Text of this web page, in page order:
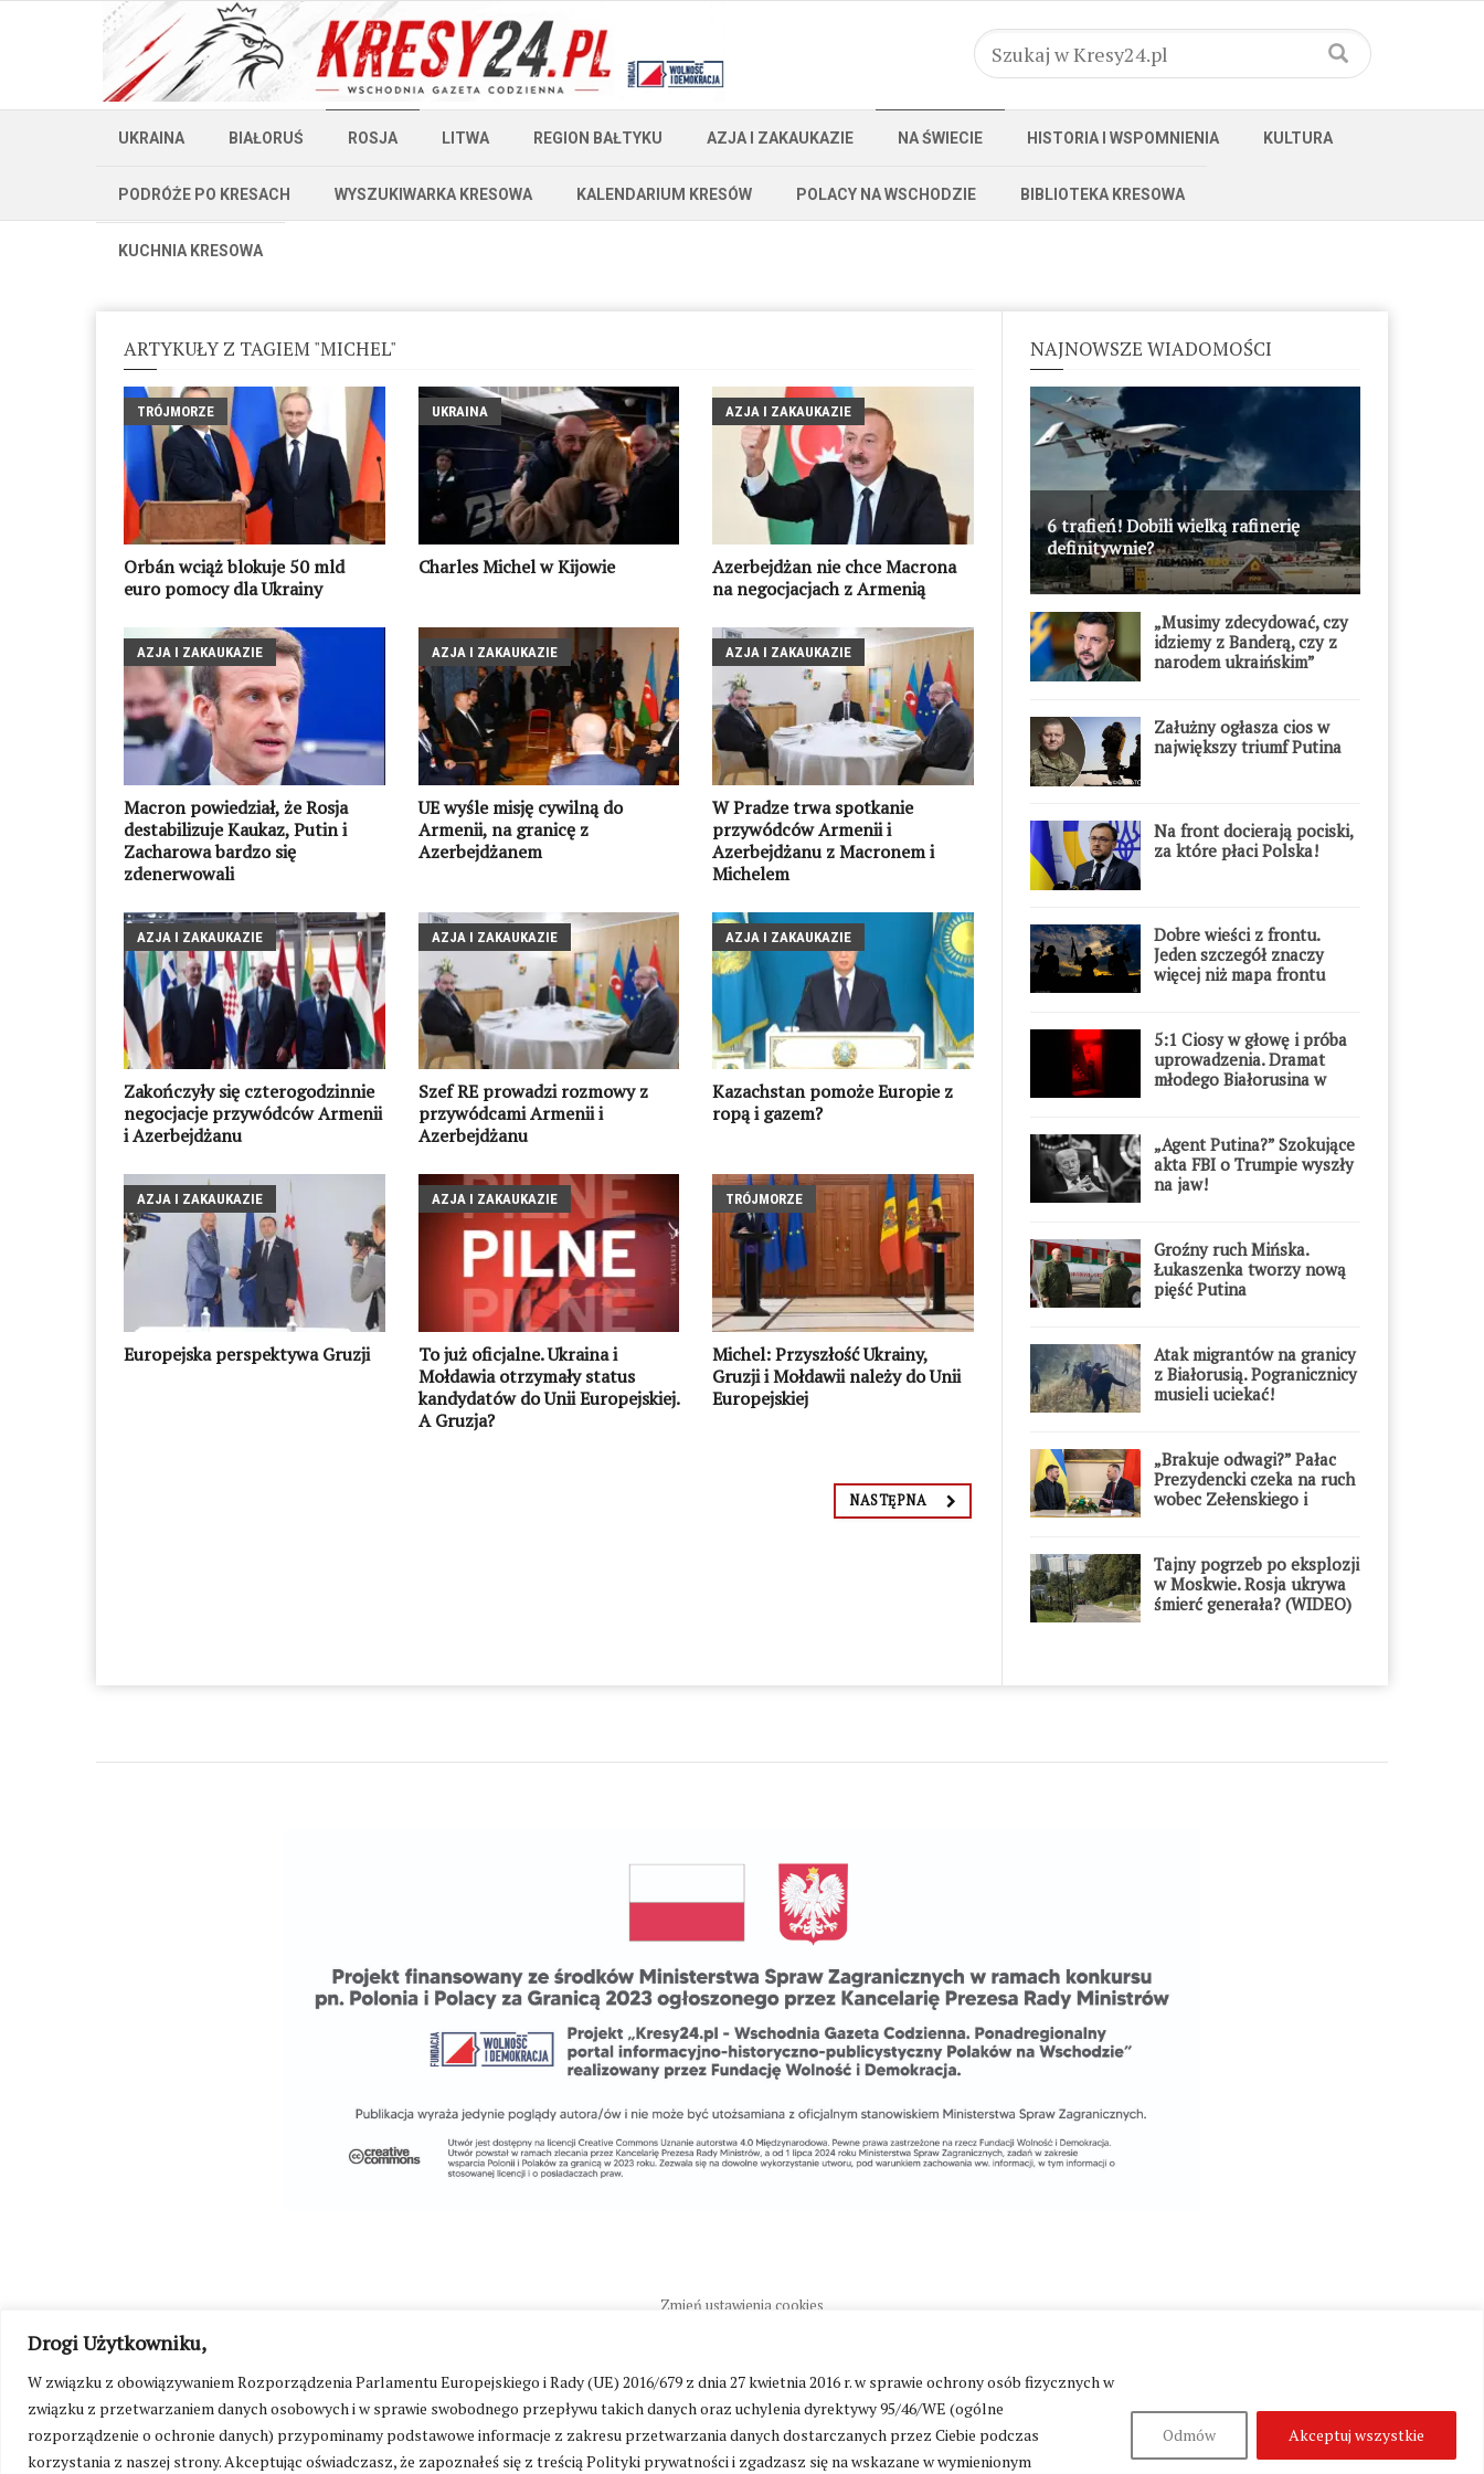
Drogi Użytkowniku,
W związku z obowiązywaniem Rozporządzenia Parlamentu Europejskiego i Rady (UE) 2016/679 z dnia 27 kwietnia 2016 r. w sprawie ochrony osób fizycznych w
związku z przetwarzaniem danych osobowych i w sprawie swobodnego przepływu takich danych oraz uchylenia dyrektywy 95/46/WE (ogólne
rozporządzenie o ochronie danych) przypominamy podstawowe informacje z zakresu przetwarzania danych dostarczanych przez Ciebie podczas
korzystania z naszej strony. Akceptując oświadczasz, że zapoznałeś się z treścią Polityki prywatności i zgadzasz się na wskazane w wymienionym
Odmów Akceptuj wszystkie
UKRAINA BIAŁORUŚ ROSJA LITWA REGION BAŁTYKU AZJA I ZAKAUKAZIE NA ŚWIECIE HISTORIA I WSPOMNIENIA KULTURA
PODRÓŻE PO KRESACH WYSZUKIWARKA KRESOWA KALENDARIUM KRESÓW POLACY NA WSCHODZIE BIBLIOTEKA KRESOWA
KUCHNIA KRESOWA
ARTYKUŁY Z TAGIEM "MICHEL"
TRÓJMORZE
Orbán wciąż blokuje 50 mld
euro pomocy dla Ukrainy
UKRAINA
Charles Michel w Kijowie
AZJA I ZAKAUKAZIE
Azerbejdżan nie chce Macrona
na negocjacjach z Armenią
AZJA I ZAKAUKAZIE
Macron powiedział, że Rosja
destabilizuje Kaukaz, Putin i
Zacharowa bardzo się
zdenerwowali
AZJA I ZAKAUKAZIE
UE wyśle misję cywilną do
Armenii, na granicę z
Azerbejdżanem
AZJA I ZAKAUKAZIE
W Pradze trwa spotkanie
przywódców Armenii i
Azerbejdżanu z Macronem i
Michelem
AZJA I ZAKAUKAZIE
Zakończyły się czterogodzinnie
negocjacje przywódców Armenii
i Azerbejdżanu
AZJA I ZAKAUKAZIE
Szef RE prowadzi rozmowy z
przywódcami Armenii i
Azerbejdżanu
AZJA I ZAKAUKAZIE
Kazachstan pomoże Europie z
ropą i gazem?
AZJA I ZAKAUKAZIE
Europejska perspektywa Gruzji
AZJA I ZAKAUKAZIE
To już oficjalne. Ukraina i
Mołdawia otrzymały status
kandydatów do Unii Europejskiej.
A Gruzja?
TRÓJMORZE
Michel: Przyszłość Ukrainy,
Gruzji i Mołdawii należy do Unii
Europejskiej
NASTĘPNA
NAJNOWSZE WIADOMOŚCI
6 trafień! Dobili wielką rafinerię
definitywnie?
„Musimy zdecydować, czy
idziemy z Banderą, czy z
narodem ukraińskim”
Załużny ogłasza cios w
największy triumf Putina
Na front docierają pociski,
za które płaci Polska!
Dobre wieści z frontu.
Jeden szczegół znaczy
więcej niż mapa frontu
5:1 Ciosy w głowę i próba
uprowadzenia. Dramat
młodego Białorusina w
„Agent Putina?” Szokujące
akta FBI o Trumpie wyszły
na jaw!
Groźny ruch Mińska.
Łukaszenka tworzy nową
pięść Putina
Atak migrantów na granicy
z Białorusią. Pogranicznicy
musieli uciekać!
„Brakuje odwagi?” Pałac
Prezydencki czeka na ruch
wobec Zełenskiego i
Tajny pogrzeb po eksplozji
w Moskwie. Rosja ukrywa
śmierć generała? (WIDEO)
Zmień ustawienia cookies
©Kresy24.pl2026. Wszelkie Prawa Zastrzeżone.O nas i Kontakt|Polityka prywatności Produkcja: